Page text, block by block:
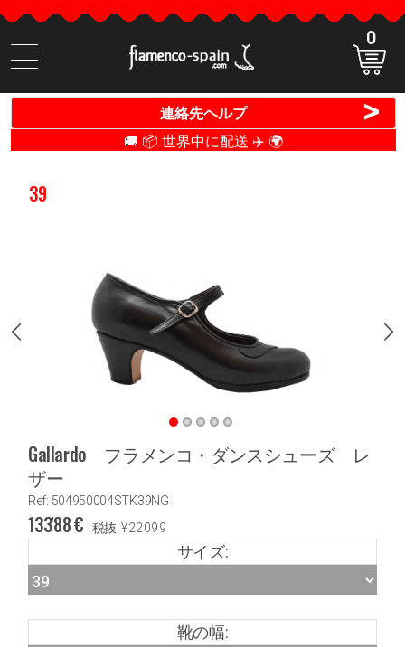
商
品
検
0
連絡先ヘルプ >
🚚 📦 世界中に配送 ✈️ 🌍
39
Gallardo フラメンコ・ダンスシューズ レ
ザー
Ref: 504950004STK39NG
133'88€ 税抜 ¥22099
サイズ:
靴の幅: